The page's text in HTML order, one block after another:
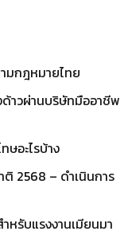
มกฎหมายไทย
ด้าวผ่านบริษัทมืออาชีพ
ษอะไรบ้าง
2568 – ดำเนินการ
รับแรงงานเมียนมา